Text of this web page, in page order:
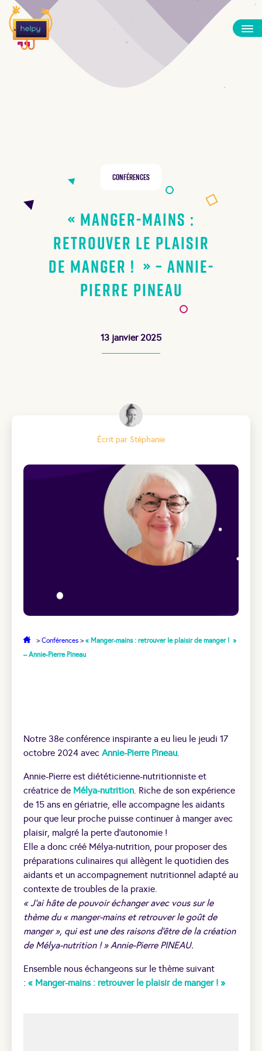
Conférences
« Manger-mains :
retrouver le plaisir
de manger ! » – Annie-
Pierre Pineau
13 janvier 2025
Écrit par Stéphanie
> Conférences > « Manger-mains : retrouver le plaisir de manger ! »
– Annie-Pierre Pineau
Notre 38e conférence inspirante a eu lieu le jeudi 17
octobre 2024 avec Annie-Pierre Pineau
Annie-Pierre est diététicienne-nutritionniste et
créatrice de Mélya-nutrition . Riche de son expérience
de 15 ans en gériatrie, elle accompagne les aidants
pour que leur proche puisse continuer à manger avec
plaisir, malgré la perte d’autonomie !
Elle a donc créé Mélya-nutrition, pour proposer des
préparations culinaires qui allègent le quotidien des
aidants et un accompagnement nutritionnel adapté au
contexte de troubles de la praxie.
« J’ai hâte de pouvoir échanger avec vous sur le
thème du « manger-mains et retrouver le goût de
manger », qui est une des raisons d’être de la création
de Mélya-nutrition ! » Annie-Pierre PINEAU.
Ensemble nous échangeons sur le thème suivant
: « Manger-mains : retrouver le plaisir de manger ! »